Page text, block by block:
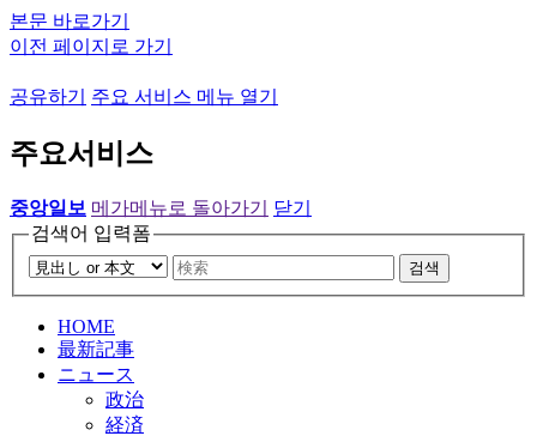
본문 바로가기
이전 페이지로 가기
공유하기 주요 서비스 메뉴 열기
주요서비스
중앙일보 메가메뉴로 돌아가기
닫기
검색어 입력폼
검색
HOME
最新記事
ニュース
政治
経済